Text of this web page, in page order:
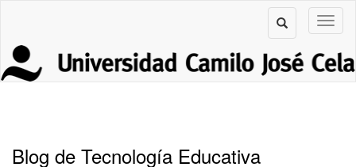
Blog de Tecnología Educativa